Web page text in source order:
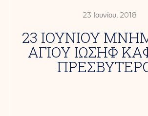
23 Ιουνίου, 2018
23 ΙΟΥΝΙΟΥ
ΑΓΙΟΥ ΙΩΣΗΦ